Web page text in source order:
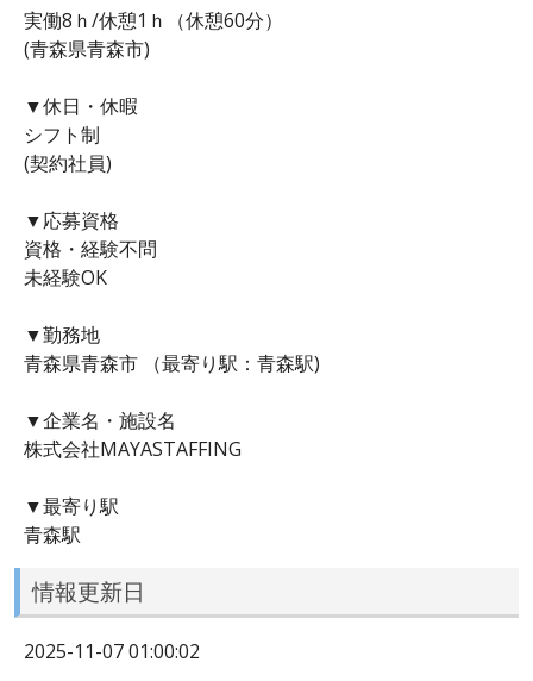
実働8ｈ/休憩1ｈ（休憩60分）
(青森県青森市)
▼休日・休暇
シフト制
(契約社員)
▼応募資格
資格・経験不問
未経験OK
▼勤務地
青森県青森市 （最寄り駅：青森駅)
▼企業名・施設名
株式会社MAYASTAFFING
▼最寄り駅
青森駅
情報更新日
2025-11-07 01:00:02